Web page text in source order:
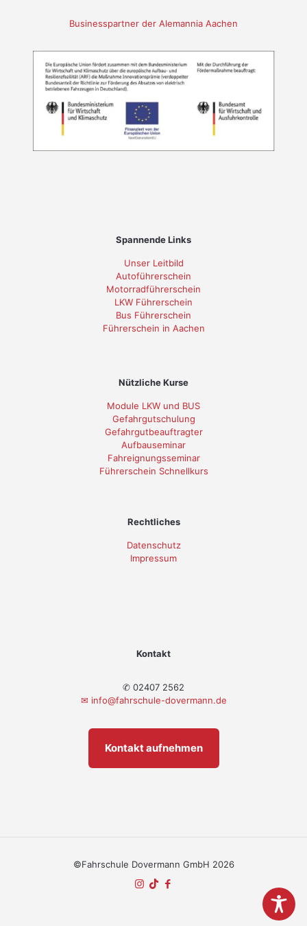
Businesspartner der Alemannia Aachen
Spannende Links
Unser Leitbild
Autoführerschein
Motorradführerschein
LKW Führerschein
Bus Führerschein
Führerschein in Aachen
Nützliche Kurse
Module LKW und BUS
Gefahrgutschulung
Gefahrgutbeauftragter
Aufbauseminar
Fahreignungsseminar
Führerschein Schnellkurs
Rechtliches
Datenschutz
Impressum
Kontakt
✆ 02407 2562
✉ info@fahrschule-dovermann.de
Kontakt aufnehmen
©Fahrschule Dovermann GmbH 2026